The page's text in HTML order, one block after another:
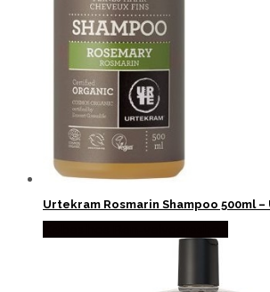
Urtekram Rosmarin Shampoo 500ml